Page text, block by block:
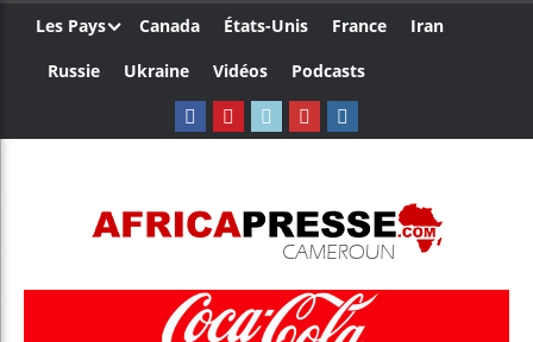
Les Pays Canada États-Unis France
Iran
Russie
Ukraine Vidéos Podcasts